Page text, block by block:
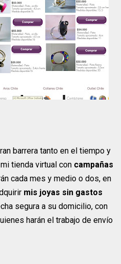
barrera tanto en el tiempo y
tienda virtual con campañas
cada mes y medio o dos, en
mis joyas sin gastos
segura a su domicilio, con
harán el trabajo de envío